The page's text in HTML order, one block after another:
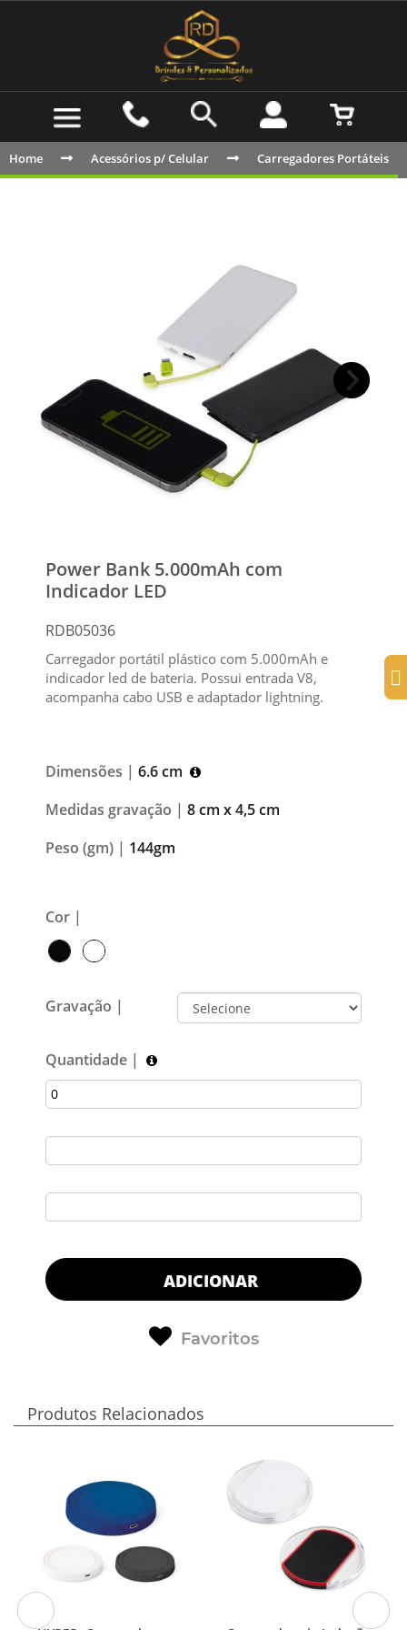
Home Acessórios p/ Celular Carregadores Portáteis
Power Bank 5.000mAh com
Indicador LED
RDB05036
Carregador portátil plástico com 5.000mAh e
indicador led de bateria. Possui entrada V8,
acompanha cabo USB e adaptador lightning.
Dimensões | 6.6 cm
Medidas gravação | 8 cm x 4,5 cm
Peso (gm) | 144gm
Cor |
Gravação |
Quantidade |
ADICIONAR
Favoritos
Produtos Relacionados